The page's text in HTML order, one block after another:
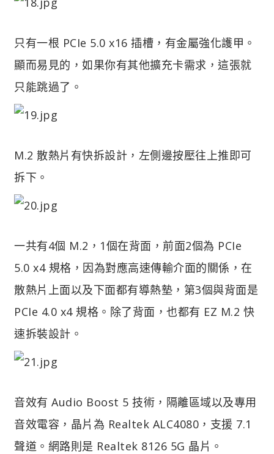
只有一根 PCIe 5.0 x16 插槽，有金屬強化護甲。
顯而易見的，如果你有其他擴充卡需求，這張就
只能跳過了。
M.2 散熱片有快拆設計，左側邊按壓往上推即可
拆下。
一共有4個 M.2，1個在背面，前面2個為 PCIe
5.0 x4 規格，因為對應高速傳輸介面的關係，在
散熱片上面以及下面都有導熱墊，第3個與背面是
PCIe 4.0 x4 規格。除了背面，也都有 EZ M.2 快
速拆裝設計。
音效有 Audio Boost 5 技術，隔離區域以及專用
音效電容，晶片為 Realtek ALC4080，支援 7.1
聲道。網路則是 Realtek 8126 5G 晶片。